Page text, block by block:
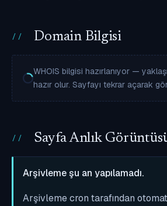
Domain Bilgisi
WHOIS bilgisi hazırlanıyor —
hazır olur. Sayfayı tekrar açarak
Sayfa Anlık
Arşivleme şu an yapılamadı.
Arşivleme cron tarafından